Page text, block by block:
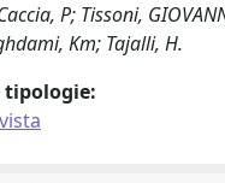
P; Tissoni,
Km; Tajalli, H.
tipologie: